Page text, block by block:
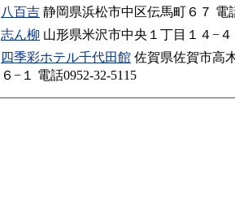
八百吉 静岡県浜松市中区伝馬町６７ 電
志ん柳 山形県米沢市中央１丁目１４−４
四季彩ホテル千代田館 佐賀県佐賀市高
６−１ 電話0952-32-5115